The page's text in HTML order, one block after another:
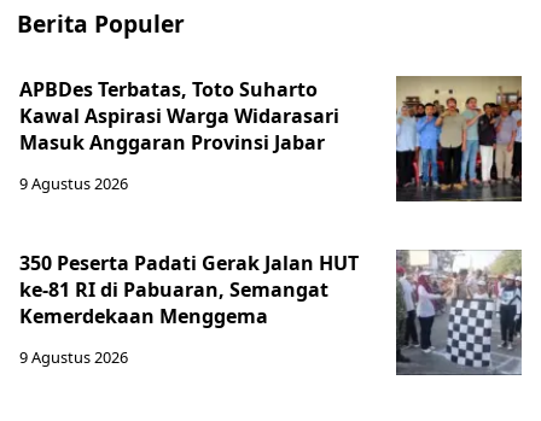
Berita Populer
APBDes Terbatas, Toto Suharto
Kawal Aspirasi Warga Widarasari
Masuk Anggaran Provinsi Jabar
9 Agustus 2026
350 Peserta Padati Gerak Jalan HUT
ke-81 RI di Pabuaran, Semangat
Kemerdekaan Menggema
9 Agustus 2026